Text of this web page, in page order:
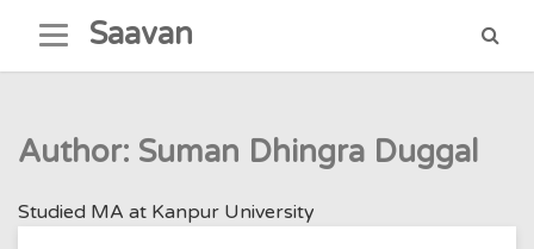
content
Saavan
Author: Suman Dhingra Duggal
Studied MA at Kanpur University